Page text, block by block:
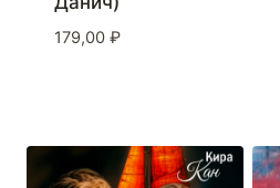
179,00 ₽